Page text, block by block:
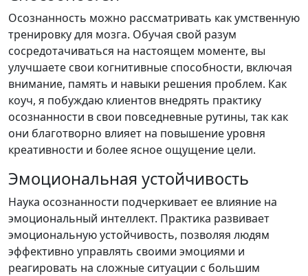
Осознанность можно рассматривать как умственную
тренировку для мозга. Обучая свой разум
сосредотачиваться на настоящем моменте, вы
улучшаете свои когнитивные способности, включая
внимание, память и навыки решения проблем. Как
коуч, я побуждаю клиентов внедрять практику
осознанности в свои повседневные рутины, так как
они благотворно влияет на повышение уровня
креативности и более ясное ощущение цели.
Эмоциональная устойчивость
Наука осознанности подчеркивает ее влияние на
эмоциональный интеллект. Практика развивает
эмоциональную устойчивость, позволяя людям
эффективно управлять своими эмоциями и
реагировать на сложные ситуации с большим